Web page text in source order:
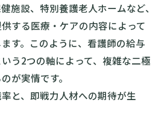
施設、特別養護老人ホームなど、
する医療・ケアの内容によって
す。このように、看護師の給与
う2つの軸によって、複雑な二極
が実情です。
と、即戦力人材への期待が生